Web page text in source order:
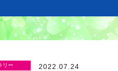
リー 2022.07.24